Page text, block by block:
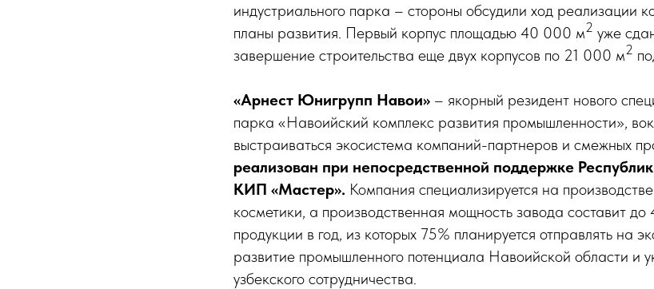
индустриального парка – стороны обсудили ход реализации
планы развития. Первый корпус площадью 40 000 м2 уже
завершение строительства еще двух корпусов по 21 000 м2
«Арнест Юнигрупп Навои» – якорный резидент нового
парка «Навоийский комплекс развития промышленности»,
выстраиваться экосистема компаний-партнеров и смежных
реализован при непосредственной поддержке
КИП «Мастер». Компания специализируется на
косметики, а производственная мощность завода составит
продукции в год, из которых 75% планируется отправлять на
развитие промышленного потенциала Навоийской области и
узбекского сотрудничества.